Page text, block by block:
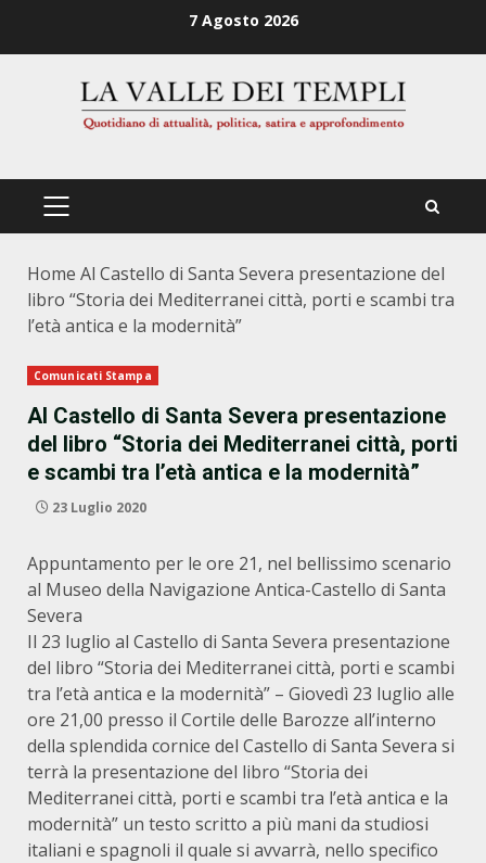
7 Agosto 2026
PRIMÄRES
Home Al Castello di Santa Severa presentazione del
libro “Storia dei Mediterranei città, porti e scambi tra
l’età antica e la modernità”
Comunicati Stampa
Al Castello di Santa Severa presentazione
del libro “Storia dei Mediterranei città, porti
e scambi tra l’età antica e la modernità”
23 Luglio 2020
Appuntamento per le ore 21, nel bellissimo scenario
al Museo della Navigazione Antica-Castello di Santa
Severa
Il 23 luglio al Castello di Santa Severa presentazione
del libro “Storia dei Mediterranei città, porti e scambi
tra l’età antica e la modernità” – Giovedì 23 luglio alle
ore 21,00 presso il Cortile delle Barozze all’interno
della splendida cornice del Castello di Santa Severa si
terrà la presentazione del libro “Storia dei
Mediterranei città, porti e scambi tra l’età antica e la
modernità” un testo scritto a più mani da studiosi
italiani e spagnoli il quale si avvarrà, nello specifico